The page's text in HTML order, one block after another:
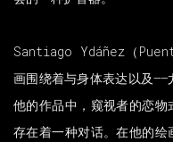
Santiago Ydáñez（
画围绕着与身体表达以及
他的作品中，窥视者的恋
存在着一种对话。在他的